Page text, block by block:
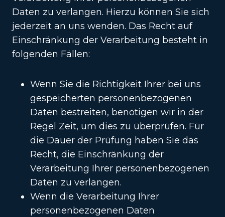
Daten zu verlangen. Hierzu können Sie sich
jederzeit an uns wenden. Das Recht auf
Einschränkung der Verarbeitung besteht in
folgenden Fällen:
Wenn Sie die Richtigkeit Ihrer bei uns
gespeicherten personenbezogenen
Daten bestreiten, benötigen wir in der
Regel Zeit, um dies zu überprüfen. Für
die Dauer der Prüfung haben Sie das
Recht, die Einschränkung der
Verarbeitung Ihrer personenbezogenen
Daten zu verlangen.
Wenn die Verarbeitung Ihrer
personenbezogenen Daten